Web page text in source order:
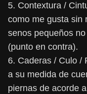
5. Contextura /
como me gusta sin
senos pequeños
(punto en contra).
6. Caderas / Culo /
a su medida de
piernas de acorde